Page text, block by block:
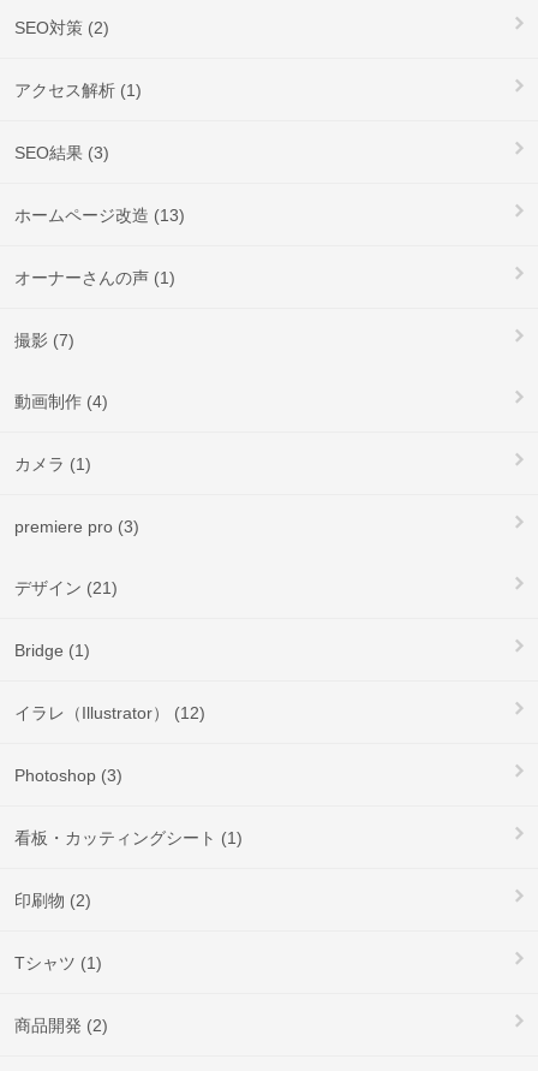
SEO対策 (2)
アクセス解析 (1)
SEO結果 (3)
ホームページ改造 (13)
オーナーさんの声 (1)
撮影 (7)
動画制作 (4)
カメラ (1)
premiere pro (3)
デザイン (21)
Bridge (1)
イラレ（Illustrator） (12)
Photoshop (3)
看板・カッティングシート (1)
印刷物 (2)
Tシャツ (1)
商品開発 (2)